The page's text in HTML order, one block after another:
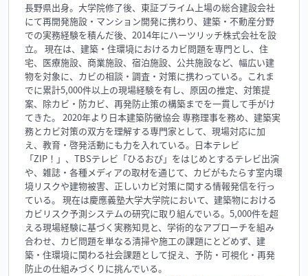
長野県出身。大学院修了後、東証プライム上場の総合建設会社
にて再開発施設・マンション開発に携わり、建築・不動産分野
での実務経験を積んだ後、2014年にハーツリッチ株式会社を設
立。 現在は、建築・住環境におけるカビ問題を専門とし、住
宅、医療施設、商業施設、宿泊施設、公共施設など、幅広い建
物を対象に、カビの相談・調査・対策に携わっている。これま
でに累計5,000件以上の現場経験を有し、原因の推定、対策提
案、除カビ・防カビ、再発防止策の構築までを一貫して手がけ
てきた。 2020年より日本建築防黴協会 専務理事を務め、建築実
務とカビ対策の双方を理解する専門家として、現場対応に加
え、教育・啓発活動にも力を入れている。日本テレビ
「ZIP！」、TBSテレビ「ひるおび」をはじめとするテレビ出演
や、雑誌・各種メディアの取材を通じて、カビがもたらす室内環
境リスクや建物被害、正しいカビ対策に関する情報発信を行っ
ている。 現在は慶應義塾大学大学院において、建築物における
カビリスク予測システムの研究に取り組んでいる。5,000件を超
える現場経験に基づく実務知見と、学術的なアプローチを組み
合わせ、カビ問題を単なる清掃や施工の課題にとどめず、建
築・住環境に関わる社会課題として捉え、予防・可視化・再発
防止の仕組みづくりに挑んでいる。